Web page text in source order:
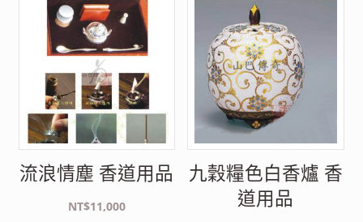
流浪情塵 香道用品
NT$11,000
九穀糧色白香爐 香
道用品